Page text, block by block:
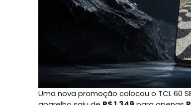
Uma nova promoção colocou o TCL 60